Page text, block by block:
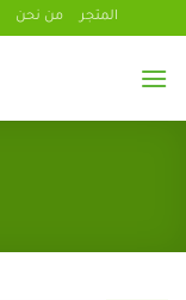
المتجر من نحن